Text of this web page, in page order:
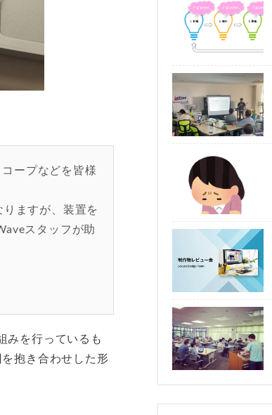
ープなどを皆様
ますが、装置を
スタッフが助
みを行っているも
抱き合わせした形